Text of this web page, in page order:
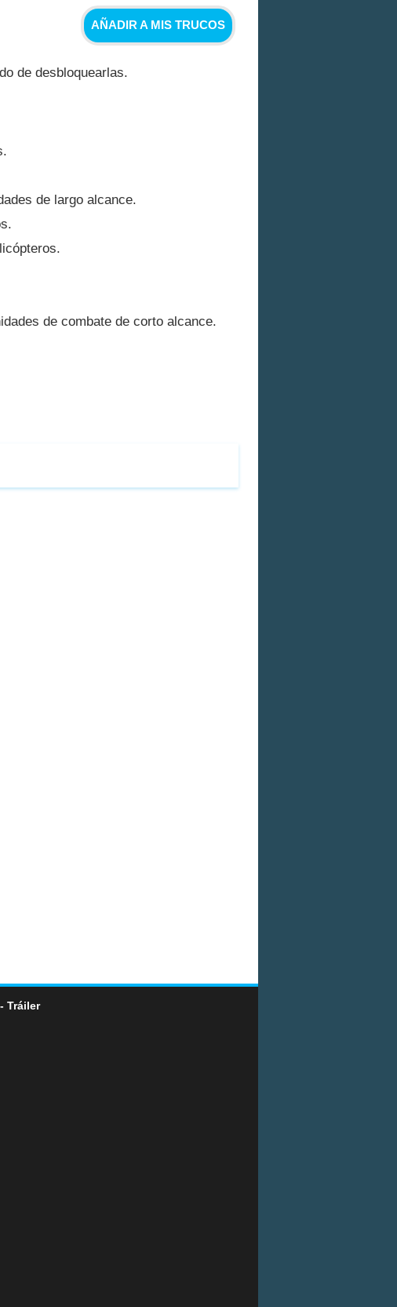
AÑADIR A MIS TRUCOS
de desbloquearlas.
de largo alcance.
de combate de corto alcance.
Tráiler